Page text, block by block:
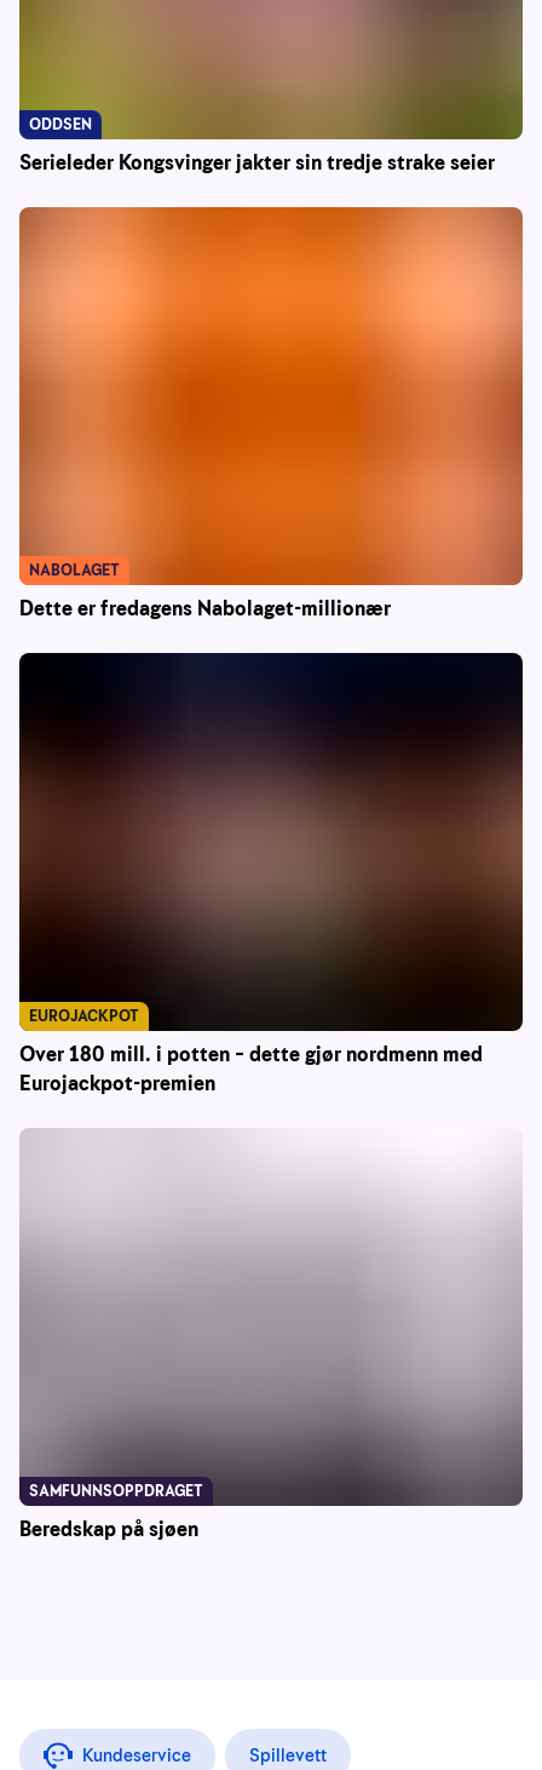
Serieleder Kongsvinger jakter sin tredje strake seier
ODDSEN
Dette er fredagens Nabolaget-millionær
NABOLAGET
Over 180 mill. i potten – dette gjør nordmenn med
Eurojackpot-premien
EUROJACKPOT
Beredskap på sjøen
SAMFUNNSOPPDRAGET
Kundeservice Spillevett